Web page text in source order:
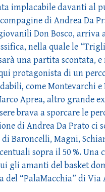
implacabile davanti al
di Andrea Da
Don Bosco, arriva
nella quale le
una partita scontata, e
protagonista di un
come Montevarchi e
Aprea, altro grande
brava a sporcare le
di Andrea Da Prato ci
Baroncelli, Magni,
sopra il 50 %. Una
gli amanti del basket
del “PalaMacchia” di Via